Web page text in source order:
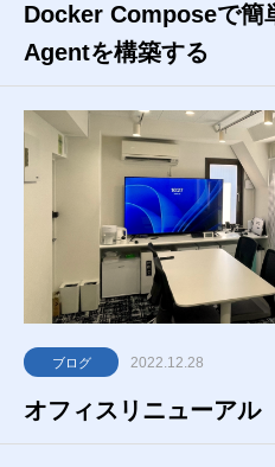
Docker Composeで
Agentを構築する
ブログ 2022.12.28
オフィスリニューアル